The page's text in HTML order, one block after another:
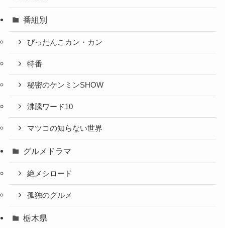
番組別
ぴったんこカン・カン
特番
秘密のケンミンSHOW
沸騰ワード10
マツコの知らない世界
グルメドラマ
絶メシロード
孤独のグルメ
栃木県